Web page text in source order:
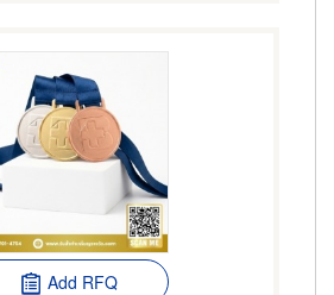
Add RFQ